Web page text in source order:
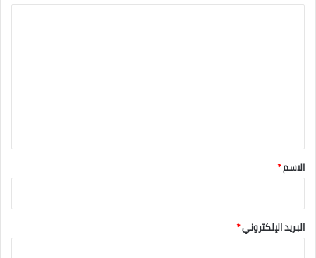
*
الاسم*
البريد الإلكتروني*